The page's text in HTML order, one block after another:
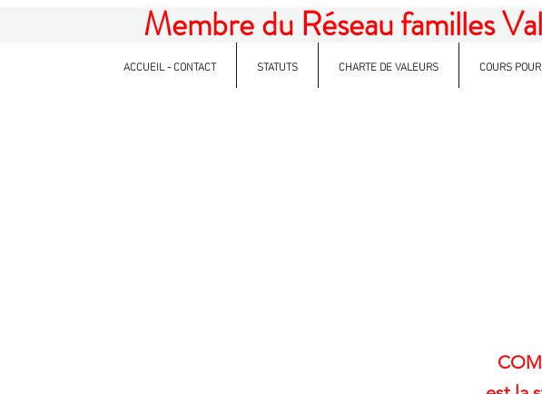
Membre du Réseau familles
ACCUEIL - CONTACT STATUTS CHARTE DE VALEURS COURS